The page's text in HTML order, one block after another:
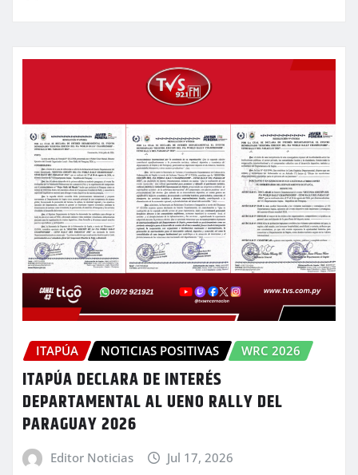
ITAPÚA NOTICIAS POSITIVAS WRC 2026
ITAPÚA DECLARA DE INTERÉS
DEPARTAMENTAL AL UENO RALLY DEL
PARAGUAY 2026
Editor Noticias Jul 17, 2026